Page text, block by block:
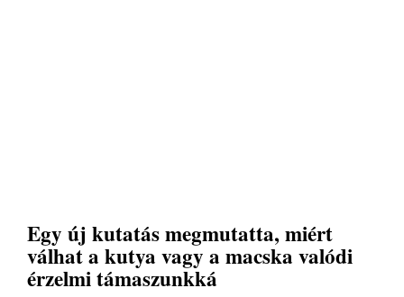
Egy új kutatás megmutatta, miért
válhat a kutya vagy a macska valódi
érzelmi támaszunkká